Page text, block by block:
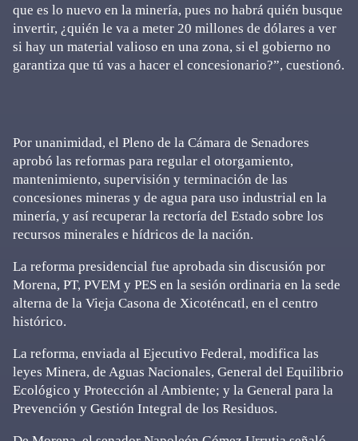
que es lo nuevo en la minería, pues no habrá quién busque
invertir, ¿quién le va a meter 20 millones de dólares a ver
si hay un material valioso en una zona, si el gobierno no
garantiza que tú vas a hacer el concesionario?”, cuestionó.
Por unanimidad, el Pleno de la Cámara de Senadores
aprobó las reformas para regular el otorgamiento,
mantenimiento, supervisión y terminación de las
concesiones mineras y de agua para uso industrial en la
minería, y así recuperar la rectoría del Estado sobre los
recursos minerales e hídricos de la nación.
La reforma presidencial fue aprobada sin discusión por
Morena, PT, PVEM y PES en la sesión ordinaria en la sede
alterna de la Vieja Casona de Xicoténcatl, en el centro
histórico.
La reforma, enviada al Ejecutivo Federal, modifica las
leyes Minera, de Aguas Nacionales, General del Equilibrio
Ecológico y Protección al Ambiente; y la General para la
Prevención y Gestión Integral de los Residuos.